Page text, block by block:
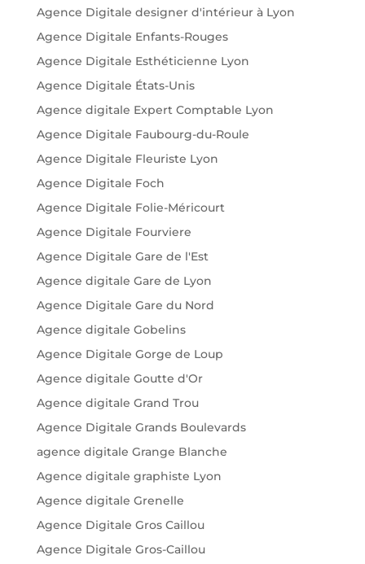
Agence Digitale designer d'intérieur à Lyon
Agence Digitale Enfants-Rouges
Agence Digitale Esthéticienne Lyon
Agence Digitale États-Unis
Agence digitale Expert Comptable Lyon
Agence Digitale Faubourg-du-Roule
Agence Digitale Fleuriste Lyon
Agence Digitale Foch
Agence Digitale Folie-Méricourt
Agence Digitale Fourviere
Agence Digitale Gare de l'Est
Agence digitale Gare de Lyon
Agence Digitale Gare du Nord
Agence digitale Gobelins
Agence Digitale Gorge de Loup
Agence digitale Goutte d'Or
Agence digitale Grand Trou
Agence Digitale Grands Boulevards
agence digitale Grange Blanche
Agence digitale graphiste Lyon
Agence digitale Grenelle
Agence Digitale Gros Caillou
Agence Digitale Gros-Caillou